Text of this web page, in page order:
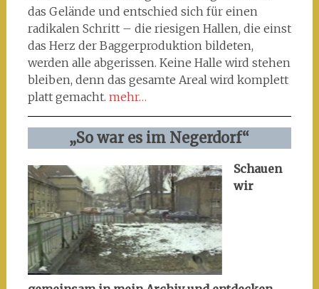
das Gelände und entschied sich für einen
radikalen Schritt – die riesigen Hallen, die einst
das Herz der Baggerproduktion bildeten,
werden alle abgerissen. Keine Halle wird stehen
bleiben, denn das gesamte Areal wird komplett
platt gemacht. mehr…
„So war es im Negerdorf“
Schauen
wir